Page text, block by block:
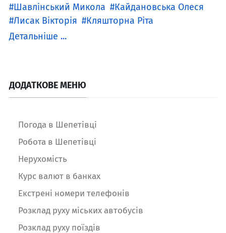
Шавлінський Микола
Кайдановська Олеся
Лисак Вікторія
Кляшторна Ріта
Детальніше ...
ДОДАТКОВЕ МЕНЮ
Погода в Шепетівці
Робота в Шепетівці
Нерухомість
Курс валют в банках
Екстрені номери телефонів
Розклад руху міських автобусів
Розклад руху поїздів